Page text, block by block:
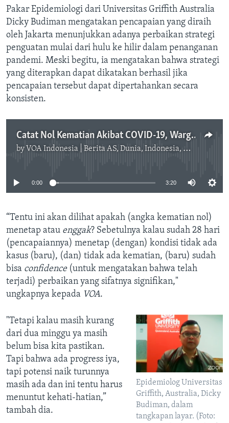
Pakar Epidemiologi dari Universitas Griffith Australia
Dicky Budiman mengatakan pencapaian yang diraih
oleh Jakarta menunjukkan adanya perbaikan strategi
penguatan mulai dari hulu ke hilir dalam penanganan
pandemi. Meski begitu, ia mengatakan bahwa strategi
yang diterapkan dapat dikatakan berhasil jika
pencapaian tersebut dapat dipertahankan secara
konsisten.
Catat Nol Kematian Akibat COVID-19, Warga Jakarta Diimbau Tetap Waspada
by VOA Indonesia | Berita AS, Dunia, Indonesia, Diaspora Indonesia di AS
No media source currently available
0:00 3:20
“Tentu ini akan dilihat apakah (angka kematian nol)
menetap atau enggak? Sebetulnya kalau sudah 28 hari
(pencapaiannya) menetap (dengan) kondisi tidak ada
kasus (baru), (dan) tidak ada kematian, (baru) sudah
bisa confidence(untuk mengatakan bahwa telah
terjadi) perbaikan yang sifatnya signifikan,"
ungkapnya kepada VOA.
Epidemiolog Universitas
Griffith, Australia, Dicky
Budiman, dalam
tangkapan layar. (Foto:
"Tetapi kalau masih kurang
dari dua minggu ya masih
belum bisa kita pastikan.
Tapi bahwa ada progress iya,
tapi potensi naik turunnya
masih ada dan ini tentu harus
menuntut kehati-hatian,”
tambah dia.